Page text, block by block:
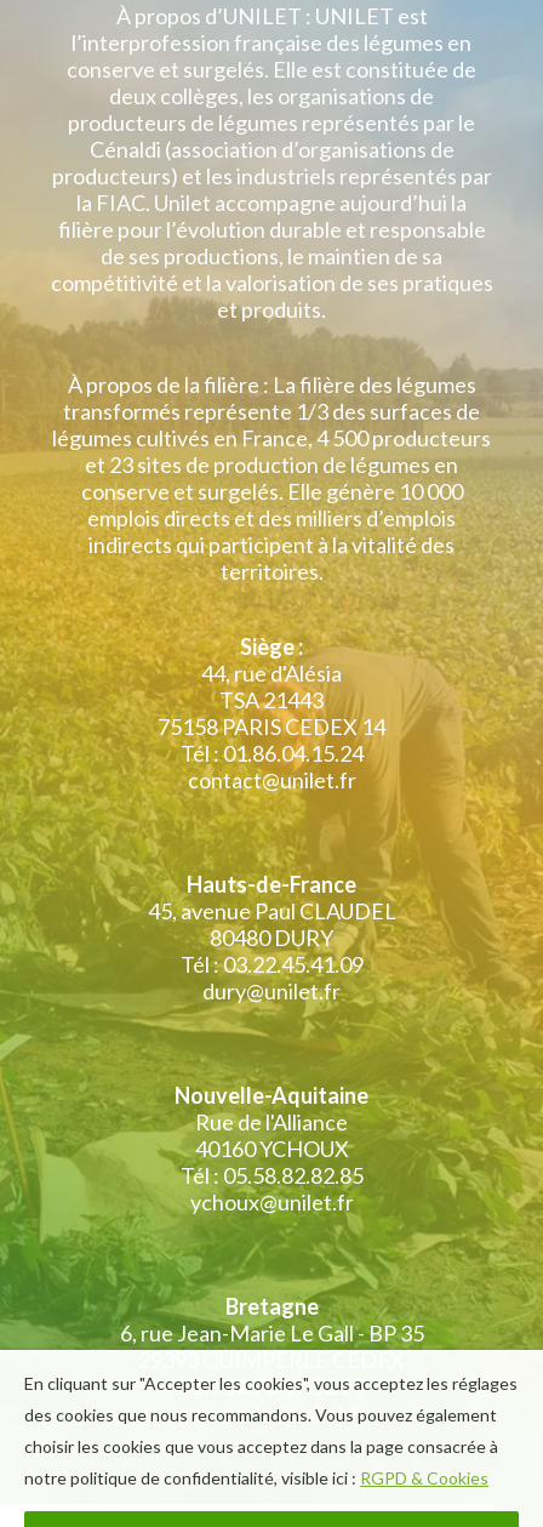
À propos d’UNILET : UNILET est
l’interprofession française des légumes en
conserve et surgelés. Elle est constituée de
deux collèges, les organisations de
producteurs de légumes représentés par le
Cénaldi (association d’organisations de
producteurs) et les industriels représentés par
la FIAC. Unilet accompagne aujourd’hui la
filière pour l’évolution durable et responsable
de ses productions, le maintien de sa
compétitivité et la valorisation de ses pratiques
et produits.
À propos de la filière : La filière des légumes
transformés représente 1/3 des surfaces de
légumes cultivés en France, 4 500 producteurs
et 23 sites de production de légumes en
conserve et surgelés. Elle génère 10 000
emplois directs et des milliers d’emplois
indirects qui participent à la vitalité des
territoires.
Siège :
44, rue d'Alésia
TSA 21443
75158 PARIS CEDEX 14
Tél : 01.86.04.15.24
contact@unilet.fr
Hauts-de-France
45, avenue Paul CLAUDEL
80480 DURY
Tél : 03.22.45.41.09
dury@unilet.fr
Nouvelle-Aquitaine
Rue de l'Alliance
40160 YCHOUX
Tél : 05.58.82.82.85
ychoux@unilet.fr
Bretagne
6, rue Jean-Marie Le Gall - BP 35
29393 QUIMPERLE CEDEX
Tél : 02.98.39.33.24
quimperle@unilet.fr
En cliquant sur "Accepter les cookies", vous acceptez les réglages
des cookies que nous recommandons. Vous pouvez également
choisir les cookies que vous acceptez dans la page consacrée à
notre politique de confidentialité, visible ici : RGPD & Cookies